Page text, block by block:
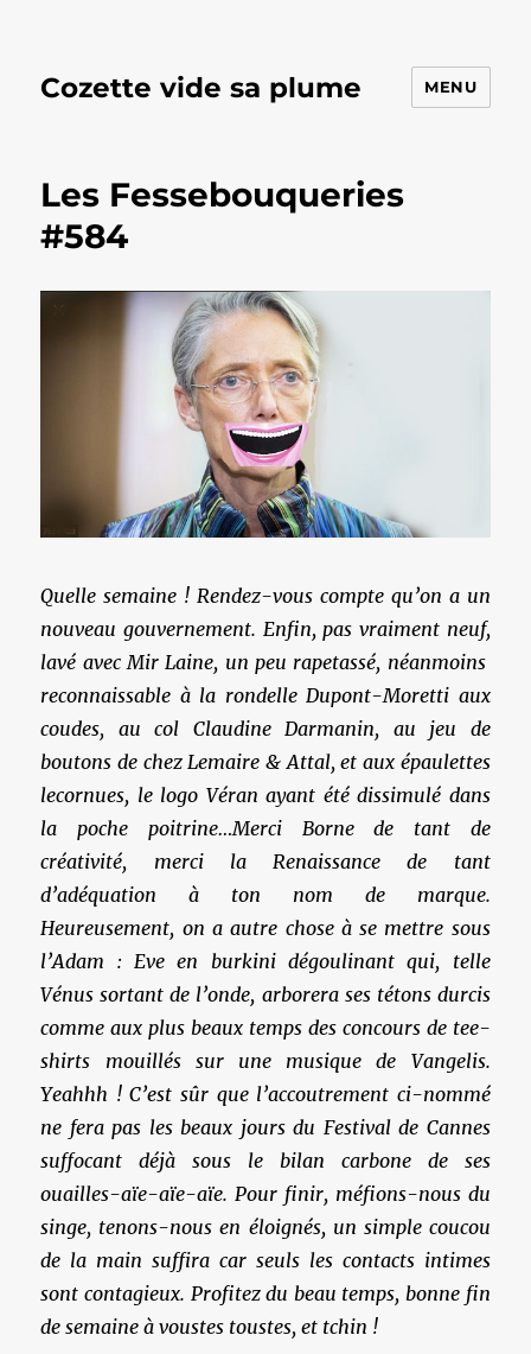
Cozette vide sa plume MENU
Les Fessebouqueries
#584
Quelle semaine ! Rendez-vous compte qu’on a un
nouveau gouvernement. Enfin, pas vraiment neuf,
lavé avec Mir Laine, un peu rapetassé, néanmoins
reconnaissable à la rondelle Dupont-Moretti aux
coudes, au col Claudine Darmanin, au jeu de
boutons de chez Lemaire & Attal, et aux épaulettes
lecornues, le logo Véran ayant été dissimulé dans
la poche poitrine…Merci Borne de tant de
créativité, merci la Renaissance de tant
d’adéquation à ton nom de marque.
Heureusement, on a autre chose à se mettre sous
l’Adam : Eve en burkini dégoulinant qui, telle
Vénus sortant de l’onde, arborera ses tétons durcis
comme aux plus beaux temps des concours de tee-
shirts mouillés sur une musique de Vangelis.
Yeahhh ! C’est sûr que l’accoutrement ci-nommé
ne fera pas les beaux jours du Festival de Cannes
suffocant déjà sous le bilan carbone de ses
ouailles-aïe-aïe-aïe. Pour finir, méfions-nous du
singe, tenons-nous en éloignés, un simple coucou
de la main suffira car seuls les contacts intimes
sont contagieux. Profitez du beau temps, bonne fin
de semaine à voustes toustes, et tchin !